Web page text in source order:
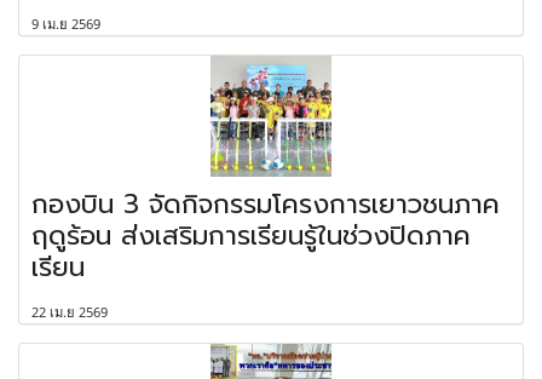
9 เม.ย 2569
กองบิน 3 จัดกิจกรรมโครงการเยาวชนภาค
ฤดูร้อน ส่งเสริมการเรียนรู้ในช่วงปิดภาค
เรียน
22 เม.ย 2569